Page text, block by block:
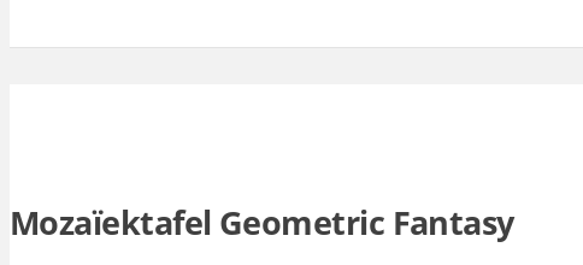
Mozaïektafel Geometric Fantasy